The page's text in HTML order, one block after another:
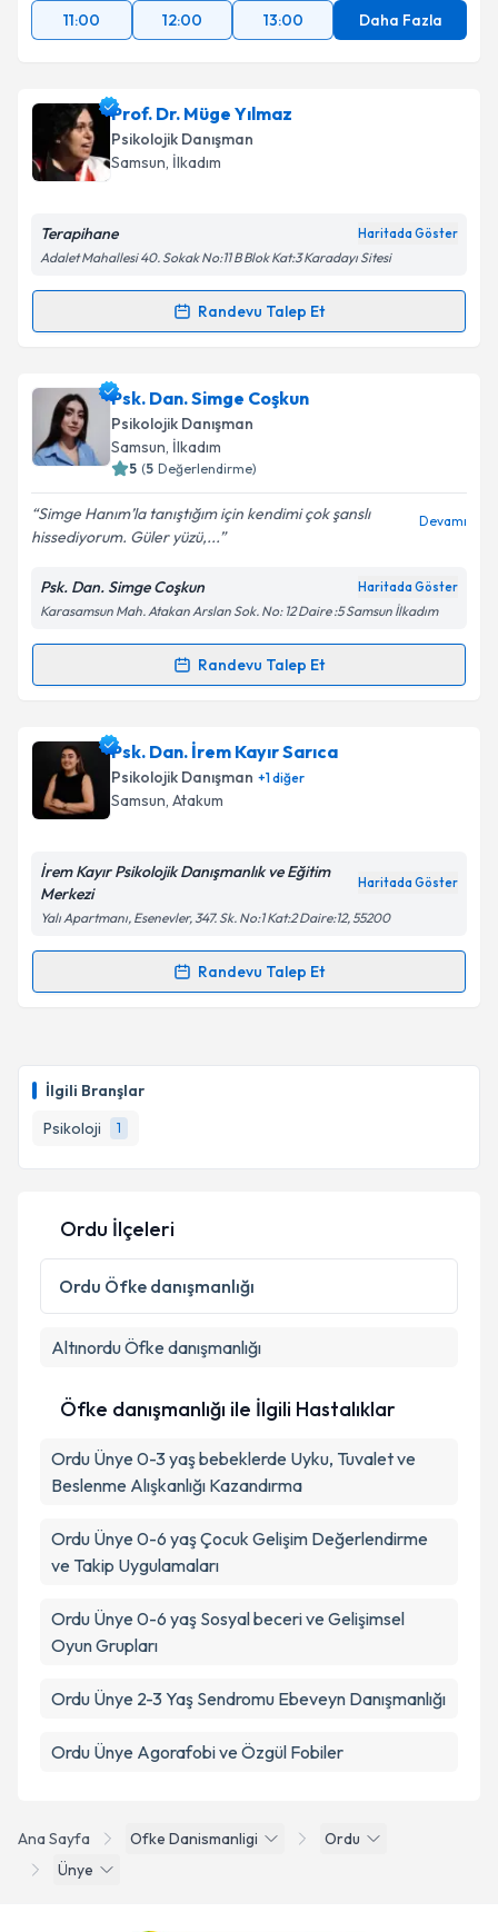
İlgili Branşlar
Psikoloji
1
11:00 12:00 13:00 Daha Fazla
Prof. Dr. Müge Yılmaz
Psikolojik Danışman
Samsun, İlkadım
Terapihane Haritada Göster
Adalet Mahallesi 40. Sokak No:11 B Blok Kat:3 Karadayı Sitesi
Randevu Talep Et
Randevu Takvimi Talebi
Prof. Dr. Müge Yılmaz için randevu takvimi talebi
oluşturun. Size bu uzmandan randevu almanız için bir
takvim hazırlandığında e-posta ile bilgilendireceğiz.
Kişisel verilerimin işlenmesine ilişkin
Aydınlatma
Metni'ni okudum ve kişisel verilerimin belirtilen
kapsamda işlenmesini kabul ediyorum.
Psk. Dan. Simge Coşkun
Psikolojik Danışman
Samsun, İlkadım
5 (5 Değerlendirme)
Simge Hanım’la tanıştığım için kendimi çok şanslı
hissediyorum. Güler yüzü,...
Devamı
Psk. Dan. Simge Coşkun Haritada Göster
Karasamsun Mah. Atakan Arslan Sok. No: 12 Daire :5 Samsun İlkadım
Randevu Talep Et
Randevu Takvimi Talebi
Psk. Dan. Simge Coşkuniçin randevu takvimi talebi
oluşturun. Size bu uzmandan randevu almanız için bir
takvim hazırlandığında e-posta ile bilgilendireceğiz.
Kişisel verilerimin işlenmesine ilişkinAydınlatma
'ni okudum ve kişisel verilerimin belirtilen
kapsamda işlenmesini kabul ediyorum.
Takvim Talebini Gönder
Psk. Dan. İrem Kayır Sarıca
Psikolojik Danışman +1diğer
Samsun, Atakum
İrem Kayır Psikolojik Danışmanlık ve Eğitim
Merkezi
Haritada Göster
Yalı Apartmanı, Esenevler, 347. Sk. No:1 Kat:2 Daire:12, 55200
Randevu Talep Et
Randevu Takvimi Talebi
için bir takvim hazırlandığında e-posta ile
bilgilendireceğiz.
E-posta Adresiniz
Kişisel verilerimin işlenmesine ilişkin
Metni 'ni okudum ve kişisel verilerimin belirtilen
Ana Sayfa Ofke Danismanligi
Ordu
Ünye
Ordu İlçeleri
Ordu Öfke danışmanlığı
AltınorduÖfke danışmanlığı
Öfke danışmanlığı ile İlgili Hastalıklar
Ordu Ünye 0-3 yaş bebeklerde Uyku, Tuvalet ve
Beslenme Alışkanlığı Kazandırma
Ordu Ünye 0-6 yaş Çocuk Gelişim Değerlendirme
ve Takip Uygulamaları
Ordu Ünye 0-6 yaş Sosyal beceri ve Gelişimsel
Oyun Grupları
Ordu Ünye 2-3 Yaş Sendromu Ebeveyn Danışmanlığı
Ordu Ünye Agorafobi ve Özgül Fobiler